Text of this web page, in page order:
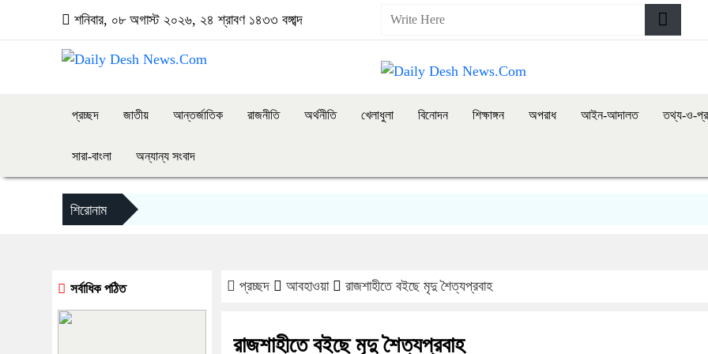
শনিবার, ০৮ অগাস্ট ২০২৬, ২৪ শ্রাবণ ১৪৩৩ বঙ্গাব্দ
প্রচ্ছদ জাতীয় আন্তর্জাতিক রাজনীতি অর্থনীতি খেলাধুলা বিনোদন শিক্ষাঙ্গন অপরাধ আইন-আদালত তথ্য-ও-
সারা-বাংলা অন্যান্য সংবাদ
শিরোনাম
প্রচ্ছদ আবহাওয়া রাজশাহীতে বইছে মৃদু শৈত্যপ্রবাহ
রাজশাহীতে বইছে মৃদু শৈত্যপ্রবাহ
সর্বাধিক পঠিত